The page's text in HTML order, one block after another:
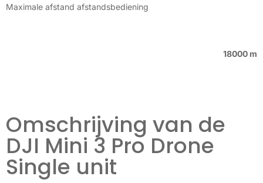
Maximale afstand afstandsbediening
18000 m
Omschrijving van de
DJI Mini 3 Pro Drone
Single unit